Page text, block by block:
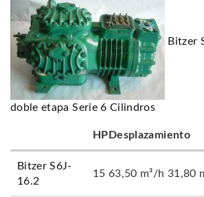
Bitzer
doble etapa Serie 6 Cilindros
HP Desplazamiento
Bitzer S6J-
16.2
15 63,50 m³/h 31,80